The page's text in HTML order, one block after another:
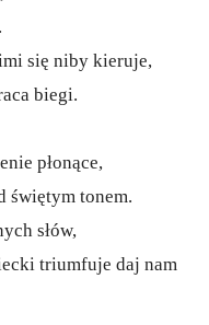
się niby kieruje,
biegi.
płonące,
świętym tonem.
słów,
triumfuje daj nam